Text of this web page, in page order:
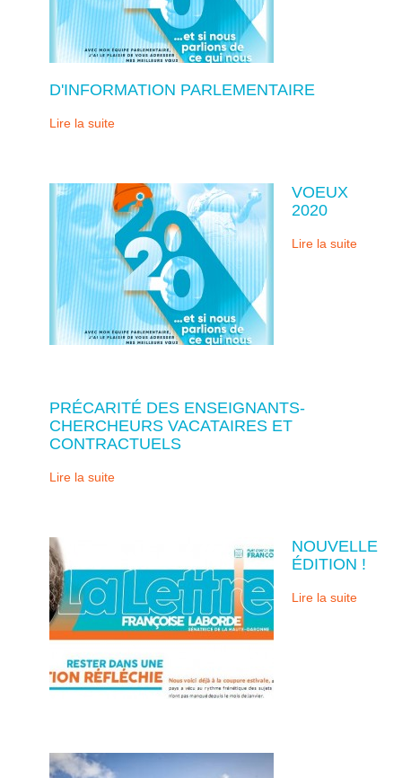
D'INFORMATION PARLEMENTAIRE
Lire la suite
VOEUX
2020
Lire la suite
PRÉCARITÉ DES ENSEIGNANTS-
CHERCHEURS VACATAIRES ET
CONTRACTUELS
Lire la suite
NOUVELLE
ÉDITION !
Lire la suite